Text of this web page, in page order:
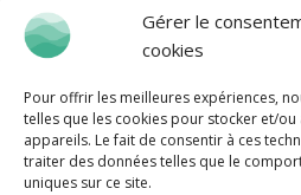
Gérer le
cookies
Pour offrir les meilleures expériences,
telles que les cookies pour stocker et/
appareils. Le fait de consentir à ces
traiter des données telles que le
uniques sur ce site.